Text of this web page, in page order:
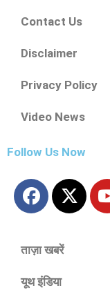
Contact Us
Disclaimer
Privacy Policy
Video News
Follow Us Now
ताज़ा खबरें
यूथ इंडिया